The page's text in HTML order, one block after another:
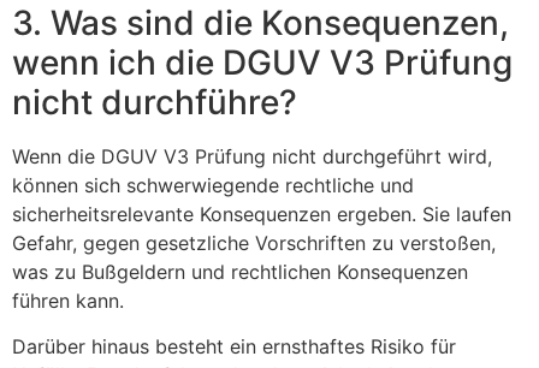
3. Was sind die Konsequenzen,
wenn ich die DGUV V3 Prüfung
nicht durchführe?
Wenn die DGUV V3 Prüfung nicht durchgeführt wird,
können sich schwerwiegende rechtliche und
sicherheitsrelevante Konsequenzen ergeben. Sie laufen
Gefahr, gegen gesetzliche Vorschriften zu verstoßen,
was zu Bußgeldern und rechtlichen Konsequenzen
führen kann.
Darüber hinaus besteht ein ernsthaftes Risiko für